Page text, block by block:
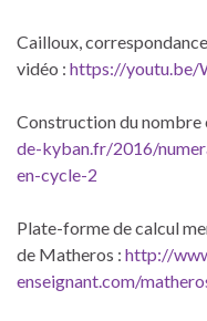
Cailloux,
vidéo : https://youtu.be/
Construction du nombre
de-kyban.fr/2016/
en-cycle-2
Plate-forme de calcul
de Matheros : http://
enseignant.com/